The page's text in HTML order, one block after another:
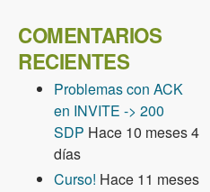
COMENTARIOS
RECIENTES
Problemas con ACK
en INVITE -> 200
SDP Hace 10 meses 4
días
Curso! Hace 11 meses